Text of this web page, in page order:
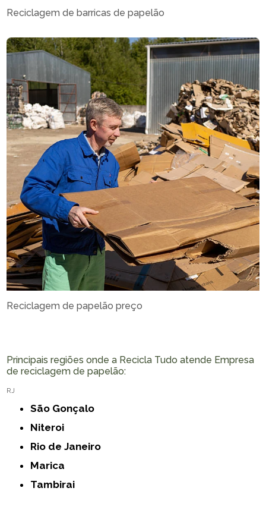
Reciclagem de barricas de papelão
Reciclagem de papelão preço
Principais regiões onde a Recicla Tudo atende Empresa
de reciclagem de papelão:
RJ
São Gonçalo
Niteroi
Rio de Janeiro
Marica
Tambirai